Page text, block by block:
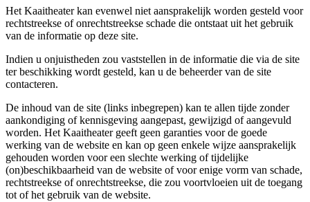
Het Kaaitheater kan evenwel niet aansprakelijk worden gesteld voor
rechtstreekse of onrechtstreekse schade die ontstaat uit het gebruik
van de informatie op deze site.
Indien u onjuistheden zou vaststellen in de informatie die via de site
ter beschikking wordt gesteld, kan u de beheerder van de site
contacteren.
De inhoud van de site (links inbegrepen) kan te allen tijde zonder
aankondiging of kennisgeving aangepast, gewijzigd of aangevuld
worden. Het Kaaitheater geeft geen garanties voor de goede
werking van de website en kan op geen enkele wijze aansprakelijk
gehouden worden voor een slechte werking of tijdelijke
(on)beschikbaarheid van de website of voor enige vorm van schade,
rechtstreekse of onrechtstreekse, die zou voortvloeien uit de toegang
tot of het gebruik van de website.